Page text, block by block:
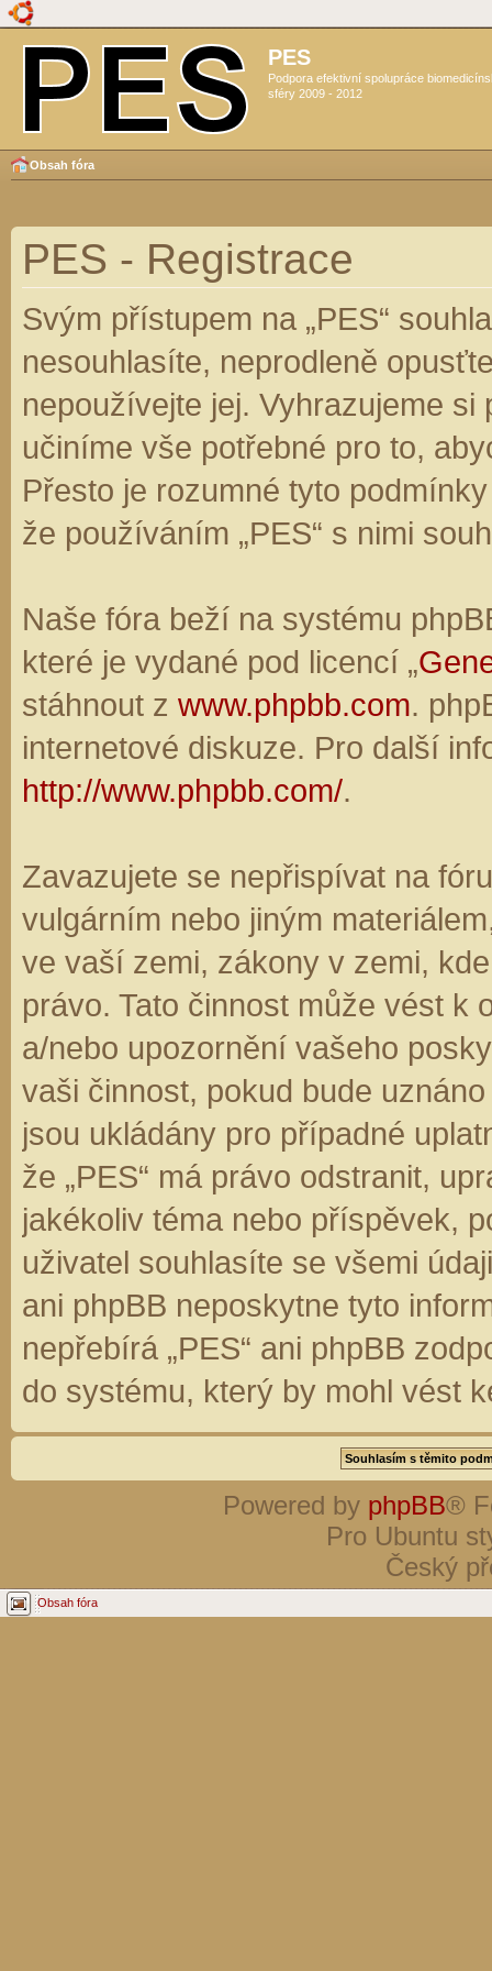
PES
Podpora efektivní spolupráce
sféry 2009 - 2012
Obsah fóra
PES - Registrace
Svým přístupem na „PES“
nesouhlasíte, neprodleně
nepoužívejte jej. Vyhrazujeme
učiníme vše potřebné pro to,
Přesto je rozumné tyto
že používáním „PES“ s nimi
Naše fóra beží na systému
které je vydané pod licencí „
stáhnout z www.phpbb.com.
internetové diskuze. Pro další
http://www.phpbb.com/.
Zavazujete se nepřispívat na
vulgárním nebo jiným
ve vaší zemi, zákony v zemi,
právo. Tato činnost může vést k
a/nebo upozornění vašeho
vaši činnost, pokud bude
jsou ukládány pro případné
že „PES“ má právo odstranit,
jakékoliv téma nebo příspěvek,
uživatel souhlasíte se všemi
ani phpBB neposkytne tyto
nepřebírá „PES“ ani phpBB
do systému, který by mohl vést
Powered by phpBB®
Pro Ubuntu
Český
Obsah fóra